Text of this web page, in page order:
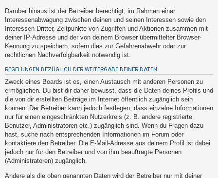
A
k
t
i
v
e
T
h
e
m
e
n
Darüber hinaus ist der Betreiber berechtigt, im Rahmen einer
Interessenabwägung zwischen deinen und seinen Interessen sowie den
Interessen Dritter, Zeitpunkte von Zugriffen und Aktionen zusammen mit
deiner IP-Adresse und der von deinem Browser übermittelter Browser-
Kennung zu speichern, sofern dies zur Gefahrenabwehr oder zur
rechtlichen Nachverfolgbarkeit notwendig ist.
REGELUNGEN BEZÜGLICH DER WEITERGABE DEINER DATEN
Zweck eines Boards ist es, einen Austausch mit anderen Personen zu
ermöglichen. Du bist dir daher bewusst, dass die Daten deines Profils und
die von dir erstellten Beiträge im Internet öffentlich zugänglich sein
können. Der Betreiber kann jedoch festlegen, dass einzelne Informationen
nur für einen eingeschränkten Nutzerkreis (z. B. andere registrierte
Benutzer, Administratoren etc.) zugänglich sind. Wenn du Fragen dazu
hast, suche nach entsprechenden Informationen im Forum oder
kontaktiere den Betreiber. Die E-Mail-Adresse aus deinem Profil ist dabei
jedoch nur für den Betreiber und von ihm beauftragte Personen
(Administratoren) zugänglich.
Andere als die oben genannten Daten wird der Betreiber nur mit deiner